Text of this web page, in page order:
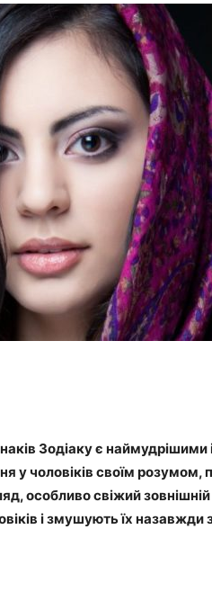
Зодіаку є наймудрішими
у чоловіків своїм розумом,
особливо свіжий зовнішній
і змушують їх назавжди